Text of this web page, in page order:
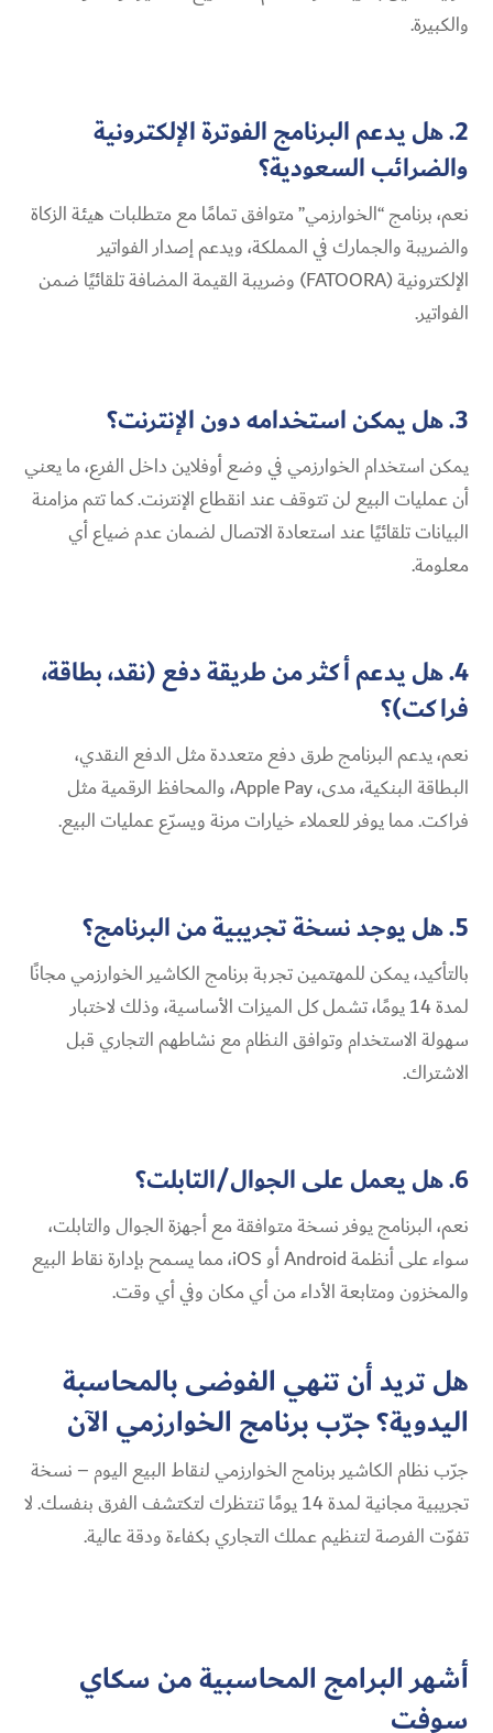
والكبيرة.
2. هل يدعم البرنامج الفوترة الإلكترونية
والضرائب السعودية؟
نعم، برنامج “الخوارزمي” متوافق تمامًا مع متطلبات هيئة الزكاة
والضريبة والجمارك في المملكة، ويدعم إصدار الفواتير
الإلكترونية (FATOORA) وضريبة القيمة المضافة تلقائيًا ضمن
الفواتير.
3. هل يمكن استخدامه دون الإنترنت؟
يمكن استخدام الخوارزمي في وضع أوفلاين داخل الفرع، ما يعني
أن عمليات البيع لن تتوقف عند انقطاع الإنترنت. كما تتم مزامنة
البيانات تلقائيًا عند استعادة الاتصال لضمان عدم ضياع أي
معلومة.
4. هل يدعم أكثر من طريقة دفع (نقد، بطاقة،
فراكت)؟
نعم، يدعم البرنامج طرق دفع متعددة مثل الدفع النقدي،
البطاقة البنكية، مدى، Apple Pay، والمحافظ الرقمية مثل
فراكت. مما يوفر للعملاء خيارات مرنة ويسرّع عمليات البيع.
5. هل يوجد نسخة تجريبية من البرنامج؟
بالتأكيد، يمكن للمهتمين تجربة برنامج الكاشير الخوارزمي مجانًا
لمدة 14 يومًا، تشمل كل الميزات الأساسية، وذلك لاختبار
سهولة الاستخدام وتوافق النظام مع نشاطهم التجاري قبل
الاشتراك.
6. هل يعمل على الجوال/التابلت؟
نعم، البرنامج يوفر نسخة متوافقة مع أجهزة الجوال والتابلت،
سواء على أنظمة Android أو iOS، مما يسمح بإدارة نقاط البيع
والمخزون ومتابعة الأداء من أي مكان وفي أي وقت.
هل تريد أن تنهي الفوضى بالمحاسبة
اليدوية؟ جرّب برنامج الخوارزمي الآن
جرّب نظام الكاشير برنامج الخوارزمي لنقاط البيع اليوم – نسخة
تجريبية مجانية لمدة 14 يومًا تنتظرك لتكتشف الفرق بنفسك. لا
تفوّت الفرصة لتنظيم عملك التجاري بكفاءة ودقة عالية.
أشهر البرامج المحاسبية من سكاي
سوفت